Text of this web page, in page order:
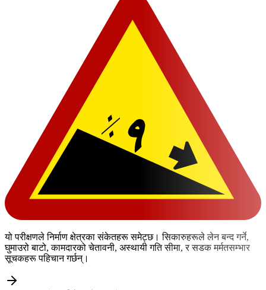
यो परीक्षणले निर्माण क्षेत्रका संकेतहरू समेट्छ। सिकारुहरूले लेन बन्द गर्ने,
घुमाउरो बाटो, कामदारको चेतावनी, अस्थायी गति सीमा, र सडक मर्मतसम्भार
सूचकहरू पहिचान गर्छन्।